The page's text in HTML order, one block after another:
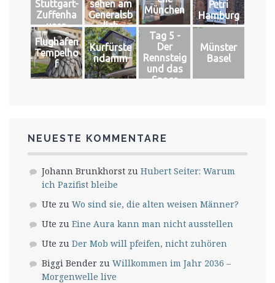
Stuttgart-
Zuffenha
usen
sehen am
Generalsb
lick
München
Petri
Hamburg
Flughafen
Tempelho
f
Kurfürste
ndamm
Tag 5 -
Der
Rennsteig
und das
Space
Münster
Basel
NEUESTE KOMMENTARE
Johann Brunkhorst zu Hubert Seiter: Warum
ich Pazifist bleibe
Ute zu Wo sind sie, die alten weisen Männer?
Ute zu Eine Aura kann man nicht ausstellen
Ute zu Der Mob will pfeifen, nicht zuhören
Biggi Bender zu Willkommen im Jahr 2036 –
Morgenwelle live